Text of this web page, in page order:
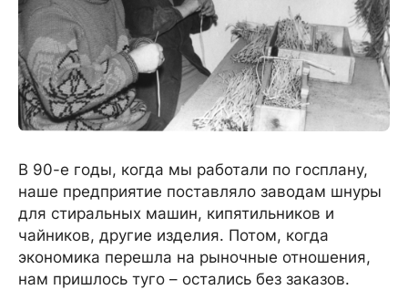
В 90-е годы, когда мы работали по госплану,
наше предприятие поставляло заводам шнуры
для стиральных машин, кипятильников и
чайников, другие изделия. Потом, когда
экономика перешла на рыночные отношения,
нам пришлось туго – остались без заказов.